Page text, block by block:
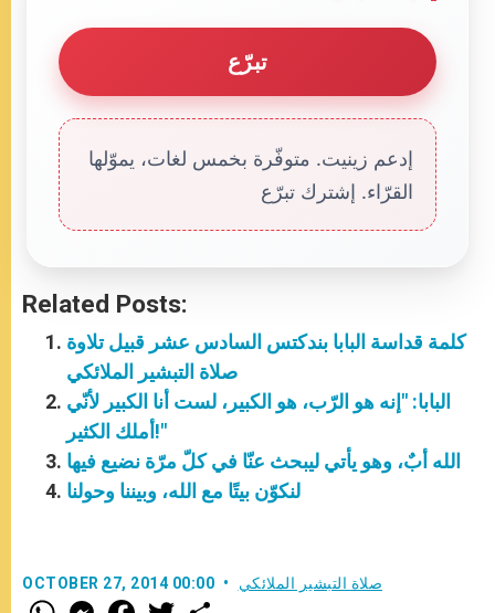
تبرّع
إدعم زينيت. متوفّرة بخمس لغات، يموّلها
القرّاء. إشترك تبرّع
Related Posts:
كلمة قداسة البابا بندكتس السادس عشر قبيل تلاوة
صلاة التبشير الملائكي
البابا: "إنه هو الرّب، هو الكبير، لست أنا الكبير لأنّي
أملك الكثير!"
الله أبٌ، وهو يأتي ليبحث عنّا في كلّ مرّة نضيع فيها
لنكوّن بيتًا مع الله، وبيننا وحولنا
OCTOBER 27, 2014 00:00 صلاة التبشير الملائكي
W M F